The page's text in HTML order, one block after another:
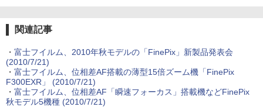
関連記事
・ 富士フイルム、2010年秋モデルの「FinePix」新製品発表会
(2010/7/21)
・ 富士フイルム、位相差AF搭載の薄型15倍ズーム機「FinePix
F300EXR」 (2010/7/21)
・ 富士フイルム、位相差AF「瞬速フォーカス」搭載機などFinePix
秋モデル5機種 (2010/7/21)